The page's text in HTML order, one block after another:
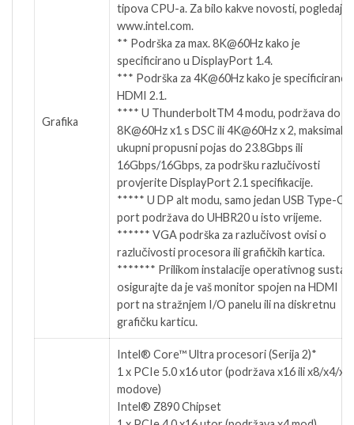
Grafika
tipova CPU-a. Za bilo kakve novosti, pogledajte
www.intel.com.
** Podrška za max. 8K@60Hz kako je
specificirano u DisplayPort 1.4.
*** Podrška za 4K@60Hz kako je specificirano
HDMI 2.1.
**** U ThunderboltTM 4 modu, podržava do
8K@60Hz x1 s DSC ili 4K@60Hz x 2, maksimalni
ukupni propusni pojas do 23.8Gbps ili
16Gbps/16Gbps, za podršku razlučivosti
provjerite DisplayPort 2.1 specifikacije.
***** U DP alt modu, samo jedan USB Type-C®
port podržava do UHBR20 u isto vrijeme.
****** VGA podrška za razlučivost ovisi o
razlučivosti procesora ili grafičkih kartica.
******* Prilikom instalacije operativnog
osigurajte da je vaš monitor spojen na HDMI
port na stražnjem I/O panelu ili na diskretnu
grafičku karticu.
Intel® Core™ Ultra procesori (Serija 2)*
1 x PCIe 5.0 x16 utor (podržava x16 ili x8/x4/x4
modove)
Intel® Z890 Chipset